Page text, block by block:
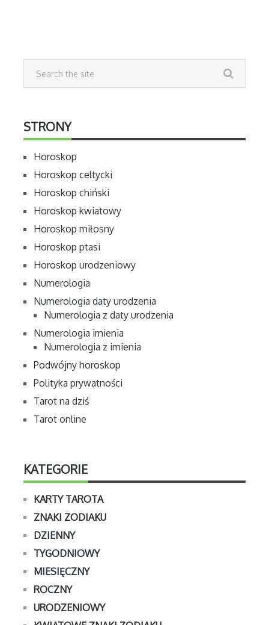
STRONY
Horoskop
Horoskop celtycki
Horoskop chiński
Horoskop kwiatowy
Horoskop miłosny
Horoskop ptasi
Horoskop urodzeniowy
Numerologia
Numerologia daty urodzenia
Numerologia z daty urodzenia
Numerologia imienia
Numerologia z imienia
Podwójny horoskop
Polityka prywatności
Tarot na dziś
Tarot online
KATEGORIE
KARTY TAROTA
ZNAKI ZODIAKU
DZIENNY
TYGODNIOWY
MIESIĘCZNY
ROCZNY
URODZENIOWY